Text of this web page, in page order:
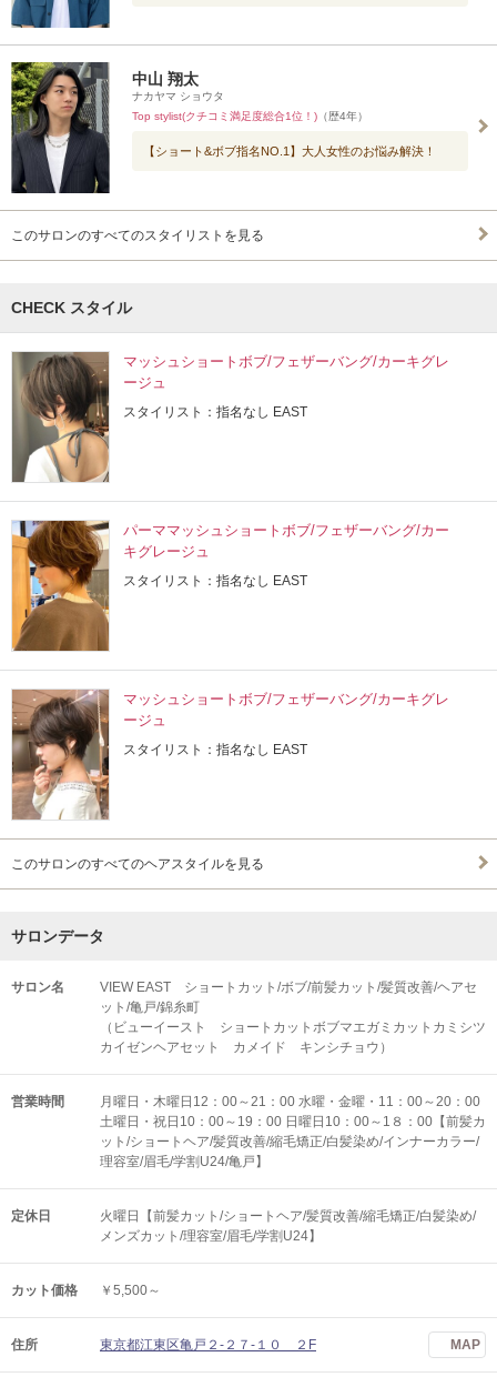
中山 翔太
ナカヤマ ショウタ
Top stylist(クチコミ満足度総合1位！) （歴4年）
【ショート&ボブ指名NO.1】大人女性のお悩み解決！
このサロンのすべてのスタイリストを見る
CHECK スタイル
マッシュショートボブ/フェザーバング/カーキグレ
ージュ
スタイリスト：指名なし EAST
パーママッシュショートボブ/フェザーバング/カー
キグレージュ
スタイリスト：指名なし EAST
マッシュショートボブ/フェザーバング/カーキグレ
ージュ
スタイリスト：指名なし EAST
このサロンのすべてのヘアスタイルを見る
サロンデータ
サロン名
VIEW EAST ショートカット/ボブ/前髪カット/髪質改善/ヘアセ
ット/亀戸/錦糸町
（ビューイースト ショートカットボブマエガミカットカミシツ
カイゼンヘアセット カメイド キンシチョウ）
営業時間
月曜日・木曜日12：00～21：00 水曜・金曜・11：00～20：00
土曜日・祝日10：00～19：00 日曜日10：00～1８：00【前髪カ
ット/ショートヘア/髪質改善/縮毛矯正/白髪染め/インナーカラー/
理容室/眉毛/学割U24/亀戸】
定休日
火曜日【前髪カット/ショートヘア/髪質改善/縮毛矯正/白髪染め/
メンズカット/理容室/眉毛/学割U24】
カット価格 ￥5,500～
住所 東京都江東区亀戸２-２７-１０ ２F MAP